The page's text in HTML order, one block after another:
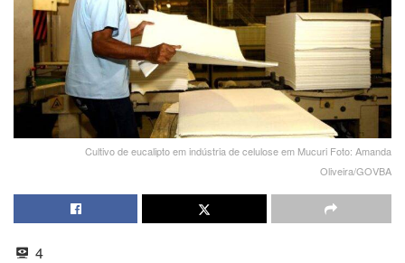
Cultivo de eucalipto em indústria de celulose em Mucuri Foto: Amanda
Oliveira/GOVBA
4